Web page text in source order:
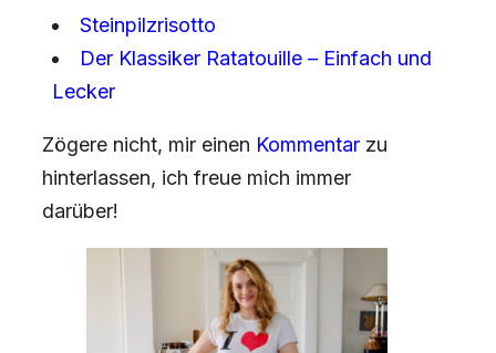
Steinpilzrisotto
Der Klassiker Ratatouille – Einfach und
Lecker
Zögere nicht, mir einen Kommentar zu
hinterlassen, ich freue mich immer
darüber!